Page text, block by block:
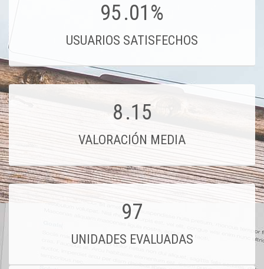
95.01%
USUARIOS SATISFECHOS
8.15
VALORACIÓN MEDIA
97
UNIDADES EVALUADAS